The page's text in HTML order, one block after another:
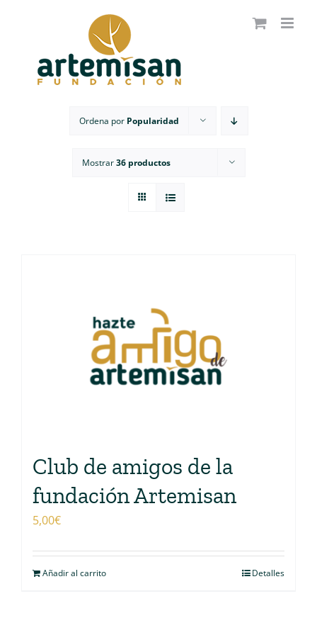
Ordena por Popularidad
Mostrar36 productos
Club de amigos de la
fundación Artemisan
5,00€
Añadir al carrito Detalles